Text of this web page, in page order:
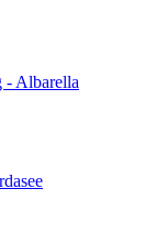
- Albarella